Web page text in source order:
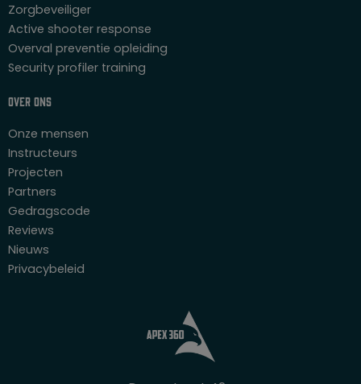
Zorgbeveiliger
Active shooter response
Overval preventie opleiding
Security profiler training
Over ons
Onze mensen
Instructeurs
Projecten
Partners
Gedragscode
Reviews
Nieuws
Privacybeleid